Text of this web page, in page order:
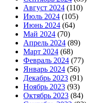
Август 2024 (110)
Июль 2024 (105)
Июнь 2024 (64)
Май 2024 (70)
Апрель 2024 (89)
Март 2024 (68)
Февраль 2024 (77)
Январь 2024 (56)
Декабрь 2023 (91)
Ноябрь 2023 (93)
Октябрь 2023 (84)